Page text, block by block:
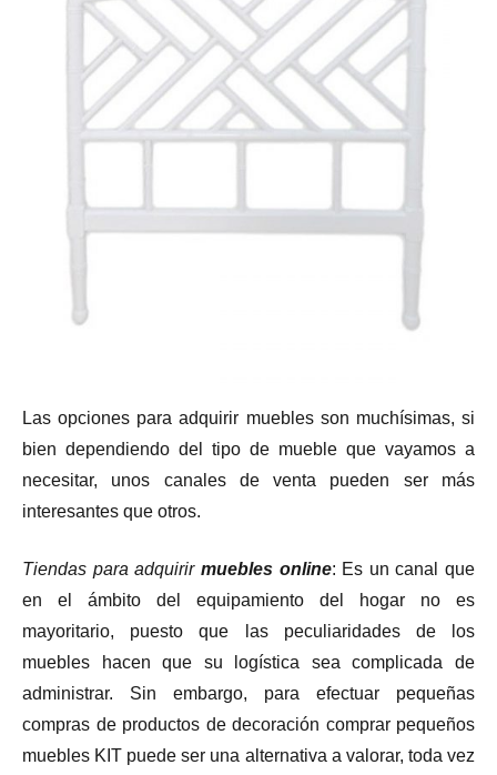
Las opciones para adquirir muebles son muchísimas, si
bien dependiendo del tipo de mueble que vayamos a
necesitar, unos canales de venta pueden ser más
interesantes que otros.
Tiendas para adquirir muebles online: Es un canal que
en el ámbito del equipamiento del hogar no es
mayoritario, puesto que las peculiaridades de los
muebles hacen que su logística sea complicada de
administrar. Sin embargo, para efectuar pequeñas
compras de productos de decoración comprar pequeños
muebles KIT puede ser una alternativa a valorar, toda vez